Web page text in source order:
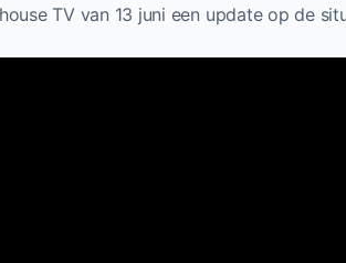
TV van 13 juni een update op de